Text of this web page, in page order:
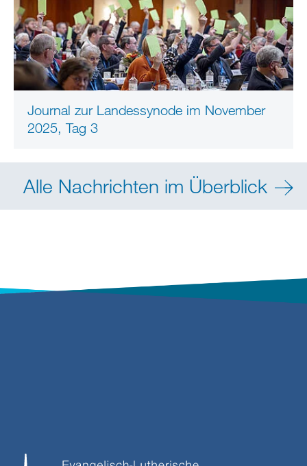
Journal zur Landessynode im November
2025, Tag 3
Alle Nachrichten im Überblick